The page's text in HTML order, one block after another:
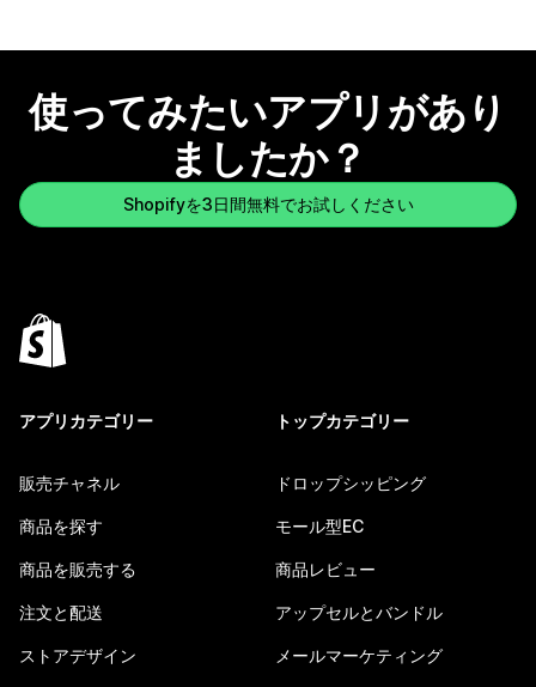
使ってみたいアプリがあり
ましたか？
Shopifyを3日間無料でお試しください
アプリカテゴリー
販売チャネル
商品を探す
商品を販売する
注文と配送
ストアデザイン
トップカテゴリー
ドロップシッピング
モール型EC
商品レビュー
アップセルとバンドル
メールマーケティング